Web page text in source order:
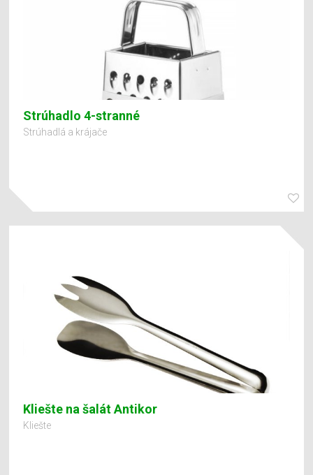
Strúhadlo 4-stranné
Strúhadlá a krájače
Kliešte na šalát Antikor
Kliešte